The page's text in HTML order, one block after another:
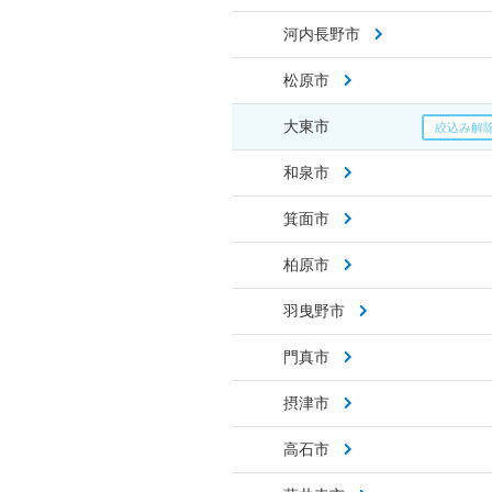
河内長野市
松原市
大東市
和泉市
箕面市
柏原市
羽曳野市
門真市
摂津市
高石市